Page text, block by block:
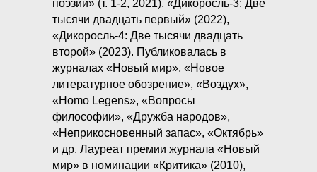
поэзии» (т. 1-2, 2021), «Дикоросль-3: Две
тысячи двадцать первый» (2022),
«Дикоросль-4: Две тысячи двадцать
второй» (2023). Публиковалась в
журналах «Новый мир», «Новое
литературное обозрение», «Воздух»,
«Homo Legens», «Вопросы
философии», «Дружба народов»,
«Неприкосновенный запас», «Октябрь»
и др. Лауреат премии журнала «Новый
мир» в номинации «Критика» (2010),